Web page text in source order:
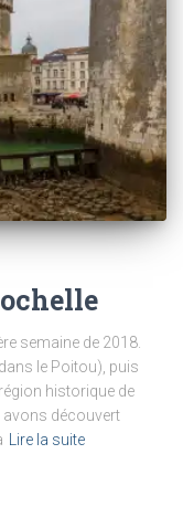
semaine de 2018.
le Poitou), puis
historique de
avons découvert
Lire la suite